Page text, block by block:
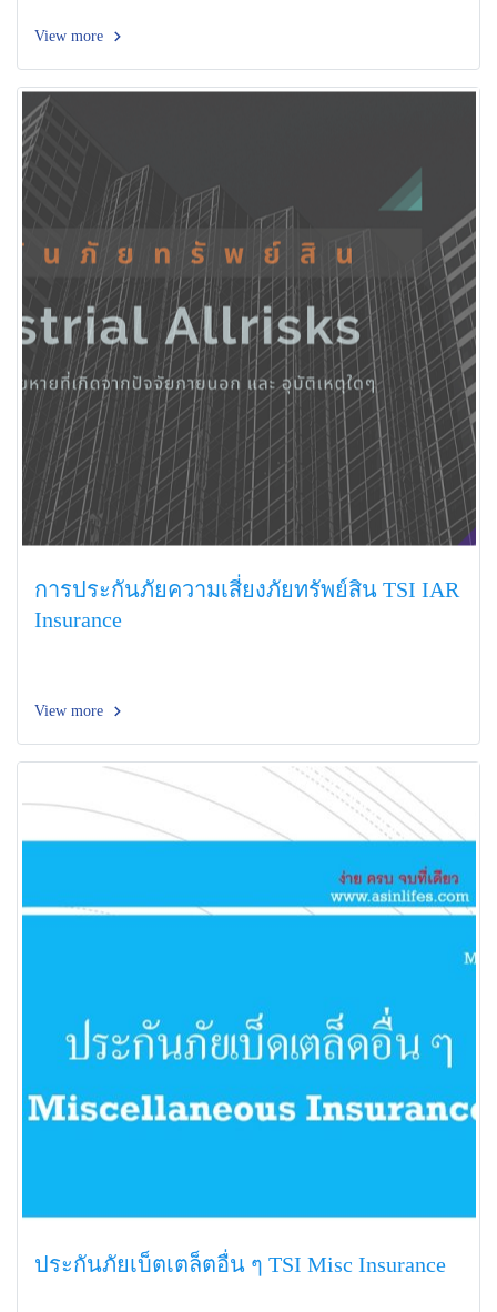
View more
การประกันภัยความเสี่ยงภัยทรัพย์สิน TSI IAR
Insurance
View more
ประกันภัยเบ็ตเตล็ตอื่น ๆ TSI Misc Insurance